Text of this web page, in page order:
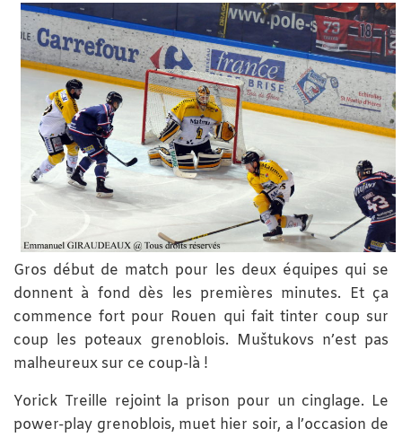
Gros début de match pour les deux équipes qui se
donnent à fond dès les premières minutes. Et ça
commence fort pour Rouen qui fait tinter coup sur
coup les poteaux grenoblois. Muštukovs n’est pas
malheureux sur ce coup-là !
Yorick Treille rejoint la prison pour un cinglage. Le
power-play grenoblois, muet hier soir, a l’occasion de